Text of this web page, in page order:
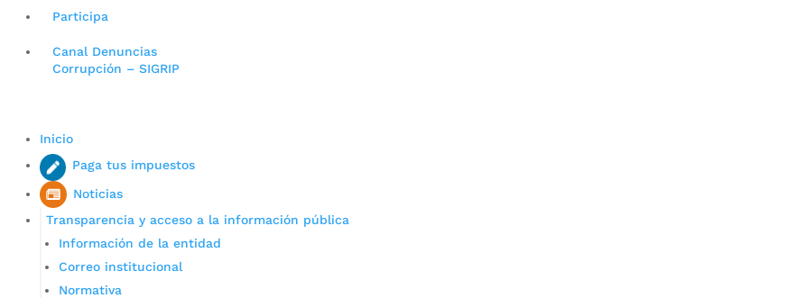
Participa
Canal Denuncias
Corrupción – SIGRIP
Inicio
Paga tus impuestos
Noticias
Transparencia y acceso a la información pública
Información de la entidad
Correo institucional
Normativa